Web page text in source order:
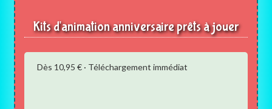
Kits d'animation anniversaire prêts à jouer
Dès 10,95 € · Téléchargement immédiat